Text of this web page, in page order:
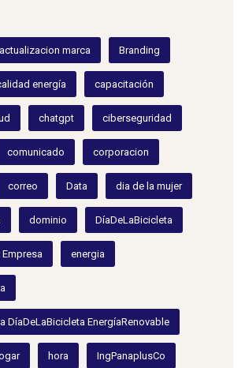
actualizacion marca Branding
energía capacitación
chatgpt ciberseguridad
comunicado corporacion
correo Data dia de la mujer
dominio DíaDeLaBicicleta
Empresa energia
DíaDeLaBicicleta EnergíaRenovable
hora IngPanaplusCo